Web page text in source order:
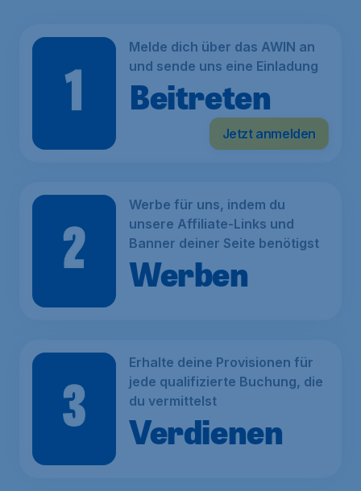
Melde dich über das AWIN an
und sende uns eine Einladung
Beitreten
Jetzt anmelden
Werbe für uns, indem du
unsere Affiliate-Links und
Banner deiner Seite benötigst
Werben
Erhalte deine Provisionen für
jede qualifizierte Buchung, die
du vermittelst
Verdienen